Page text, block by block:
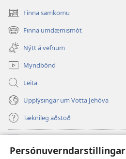
Persónuverndarstillingar
Finna samkomu
(opnast
í
nýjum
glugga)
Finna umdæmismót
(opnast
nýjum
glugga)
Nýtt á vefnum
Myndbönd
Leita
Upplýsingar um Votta Jehóva
Tæknileg aðstoð
(opnast